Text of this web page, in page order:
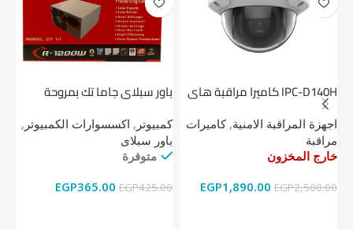
IPC-D140H كاميرا مراقبة هاى
لوك داخلية 4 ميجا
اجهزة المراقبة الامنية,كاميرات
مراقبة
خارج المخزون
EGP2,500.00
EGP1,890.00
باور سبلاي جاما تك بمروحة
كمبيوتر , اكسسوارات الكمبيوتر ,
باور سبلاى
متوفرة
EGP425.00
EGP365.00